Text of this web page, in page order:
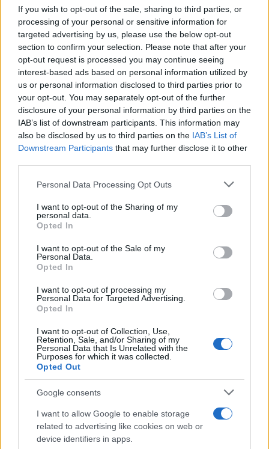
If you wish to opt-out of the sale, sharing to third parties, or
processing of your personal or sensitive information for
targeted advertising by us, please use the below opt-out
section to confirm your selection. Please note that after your
opt-out request is processed you may continue seeing
interest-based ads based on personal information utilized by
us or personal information disclosed to third parties prior to
your opt-out. You may separately opt-out of the further
disclosure of your personal information by third parties on the
IAB’s list of downstream participants. This information may
also be disclosed by us to third parties on the IAB’s List of
Downstream Participants that may further disclose it to other
Please note that this website/app uses one or more Google
not limited to your visit or usage behaviour. You may click to
grant or deny consent to Google and its third-party tags to
use your data for below specified purposes in below Google
consent section.
Personal Data Processing Opt Outs
I want to opt-out of the Sharing of my
personal data.
Opted In
I want to opt-out of the Sale of my
Personal Data.
Opted In
I want to opt-out of processing my
Personal Data for Targeted Advertising.
Opted In
I want to opt-out of Collection, Use,
Retention, Sale, and/or Sharing of my
Personal Data that Is Unrelated with the
Purposes for which it was collected.
Opted Out
Google consents
I want to allow Google to enable storage
related to advertising like cookies on web or
device identifiers in apps.
AUTORE
AiAdhubMedia
Continua a leggere
B2B NEWS